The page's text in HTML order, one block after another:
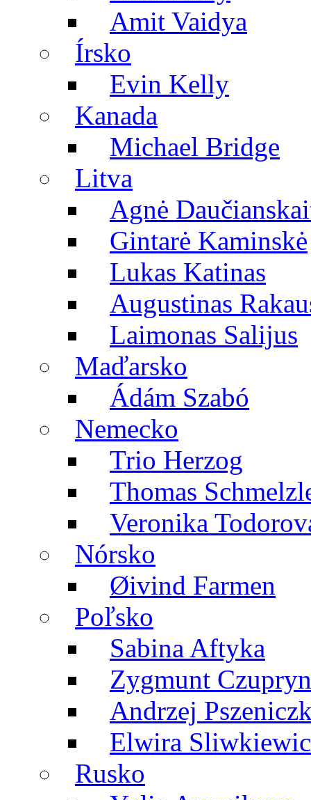
Amit Vaidya
Írsko
Evin Kelly
Kanada
Michael Bridge
Litva
Agnė
Gintarė Kaminskė
Lukas Katinas
Augustinas
Laimonas Salijus
Maďarsko
Ádám Szabó
Nemecko
Trio Herzog
Thomas
Veronika
Nórsko
Øivind Farmen
Poľsko
Sabina Aftyka
Zygmunt Czupryn
Andrzej
Elwira
Rusko